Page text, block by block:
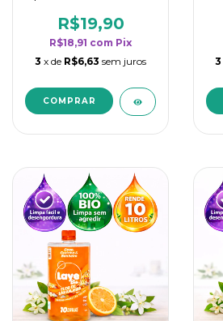
rendimento da
categoria - Flor de
Laranjeira
R$19,90
R$18,91 com Pix
3 x de R$6,63 sem juros
3